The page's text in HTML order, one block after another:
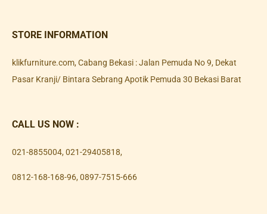
STORE INFORMATION
klikfurniture.com, Cabang Bekasi : Jalan Pemuda No 9, Dekat
Pasar Kranji/ Bintara Sebrang Apotik Pemuda 30 Bekasi Barat
CALL US NOW :
021-8855004, 021-29405818,
0812-168-168-96, 0897-7515-666